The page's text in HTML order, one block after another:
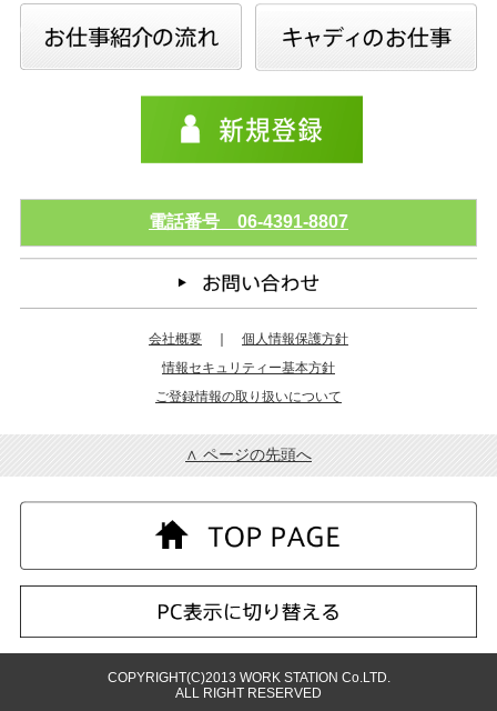
電話番号 06-4391-8807
会社概要
個人情報保護方針
情報セキュリティー基本方針
ご登録情報の取り扱いについて
∧ ページの先頭へ
COPYRIGHT(C)2013 WORK STATION Co.LTD.
ALL RIGHT RESERVED